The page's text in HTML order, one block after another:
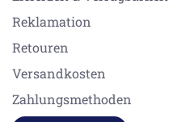
Reklamation
Retouren
Versandkosten
Zahlungsmethoden